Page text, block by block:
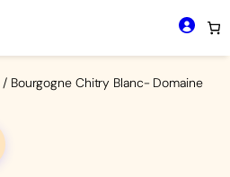
/ Bourgogne Chitry Blanc- Domaine